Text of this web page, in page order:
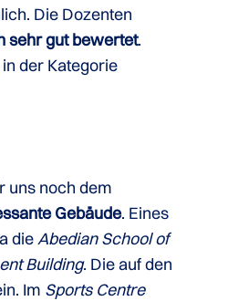
Die Dozenten
sehr gut bewertet.
der Kategorie
uns noch dem
Gebäude. Eines
dieAbedian School of
Building. Die auf den
Im Sports Centre